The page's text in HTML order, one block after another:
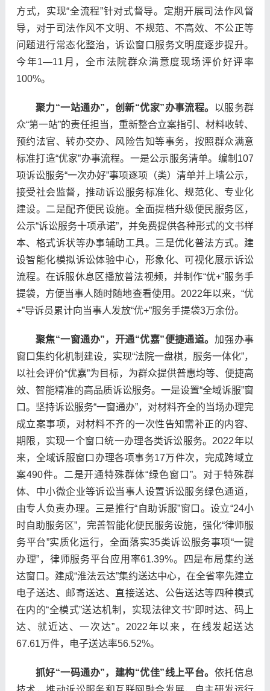
方式，实现“全流程”针对式督导。定期开展司法作风督
导，对于司法作风不文明、不规范、不高效、不公正等
问题进行常态化整治，诉讼窗口服务文明度逐步提升。
今年1—11月，全市法院群众满意度现场评价好评率
100%。
聚力“一站通办”，创新“优家”办事流程。 以服务群
众“第一站”的责任担当，重新整合立案指引、材料收转、
预约法官、转办交办、风险告知等事务，按照群众满意
标准打造“优家”办事流程。一是公示服务清单。编制107
项诉讼服务“一次办好”事项逐项（类）清单并上墙公示，
接受社会监督，推动诉讼服务标准化、规范化、专业化
建设。二是配齐便民设施。全面提档升级便民服务区，
公示“诉讼服务十项承诺”，并免费提供各种形式的文书样
本、格式诉状等办事辅助工具。三是优化普法方式。建
设智能化模拟诉讼体验中心，形象化、可视化展示诉讼
流程。在诉服休息区播放普法视频，并制作“优+”服务手
提袋，方便当事人随时随地查看使用。2022年以来，“优
+”导诉员累计向当事人发放“优+”服务手提袋3万余份。
聚焦“一窗通办”，开通“优嘉”便捷通道。 加强办事
窗口集约化机制建设，实现“法院一盘棋，服务一体化”，
以社会评价“优嘉”为目标，为群众提供普惠均等、便捷高
效、智能精准的高品质诉讼服务。一是设置“全域诉服”窗
口。坚持诉讼服务“一窗通办”，对材料齐全的当场办理完
成立案事项，对材料不齐的一次性告知需补正的内容、
期限，实现一个窗口统一办理各类诉讼服务。2022年以
来，全域诉服窗口办理各项事务17万件次，完成跨域立
案490件。二是开通特殊群体“绿色窗口”。对于特殊群
体、中小微企业等诉讼当事人设置诉讼服务绿色通道，
由专人负责办理。三是推行“自助诉服”窗口。设立“24小
时自助服务区”，完善智能化便民服务设施，强化“律师服
务平台”实质化运行，全面落实35类诉讼服务事项“一键
办理”，律师服务平台应用率61.39%。四是布局集约送
达窗口。建成“淮法云达”集约送达中心，在全省率先建立
电子送达、邮寄送达、直接送达、公告送达等四种模式
在内的“全模式”送达机制，实现法律文书“即时达、码上
达、就近达、一次达”。2022年以来，在线发起送达
67.61万件，电子送达率56.52%。
抓好“一码通办”，建构“优佳”线上平台。 依托信息